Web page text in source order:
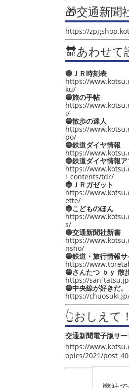
🎁交通新
https://
🔛あわせて
🔵ＪＲ時刻表
https://
ku/
🔵旅の手帖
https://
i/
🔵散歩の達人
https://
po/
🔵鉄道ダイヤ情報
https://
🔵鉄道ダイヤ情報ア
https://
l_contents/tdr/
🔵ＪＲガゼット
https://
ette/
🔵こどものほん
https://
s/
🔵交通新聞社新書
https://
nsho/
🔵鉄道・旅行情報サ
https://
🔵さんたつ ｂｙ 散
https://san-
🔵中央線が好きだ
https://
👆おしえ
交通新聞電子版サ
https://
opics/2021/